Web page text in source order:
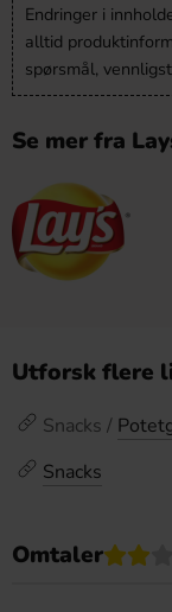
Endringer i
alltid
spørsmål,
Se mer fra
Utforsk flere
Snacks /
Snacks
Omtaler